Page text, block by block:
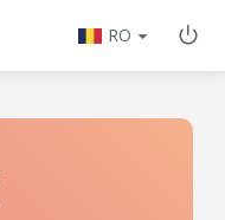
RO